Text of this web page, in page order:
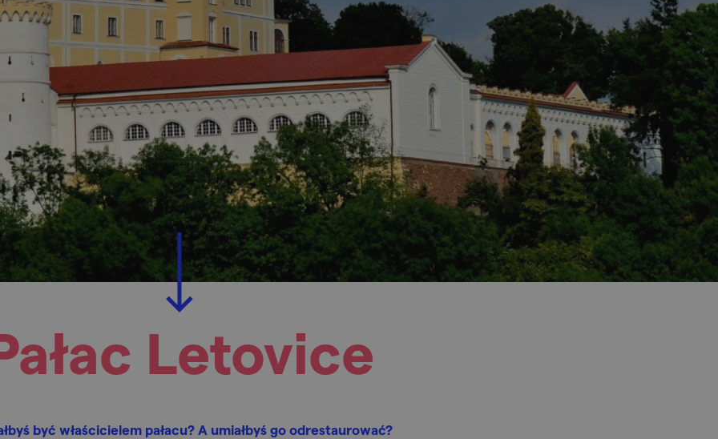
Letovice
być właścicielem pałacu? A umiałbyś go odrestaurować?